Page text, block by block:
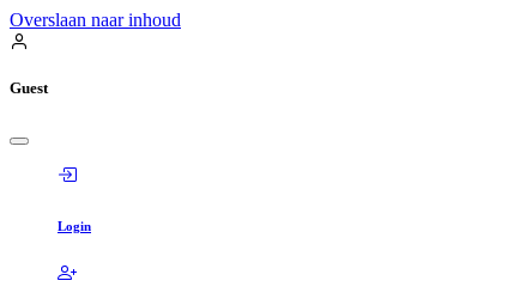
Overslaan naar inhoud
Guest
Login